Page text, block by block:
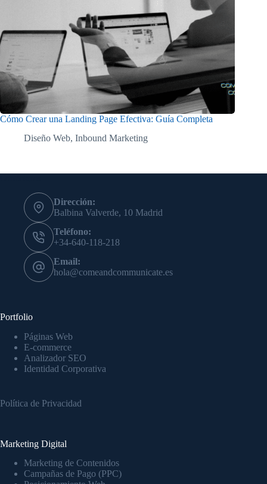
Cómo Crear una Landing Page Efectiva: Guía Completa
Diseño Web, Inbound Marketing
Dirección:
Balbina Valverde, 10 Madrid
Teléfono:
+34-640-118-218
Email:
hola@comeandcommunicate.es
Portfolio
Páginas Web
E-commerce
Analizador SEO
Identidad Corporativa
Política de Privacidad
Marketing Digital
Marketing de Contenidos
Campañas de Pago (PPC)